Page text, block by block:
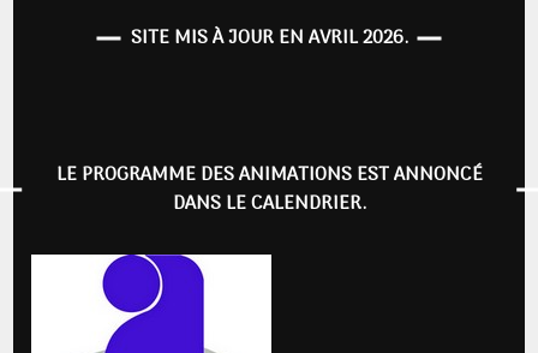
SITE MIS À JOUR EN AVRIL 2026.
LE PROGRAMME DES ANIMATIONS EST ANNONCÉ
DANS LE CALENDRIER.